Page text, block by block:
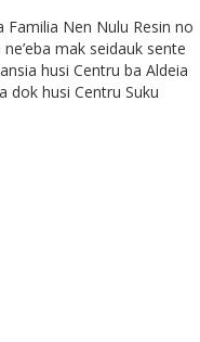
Familia Nen Nulu Resin no
mak seidauk sente
husi Centru ba Aldeia
dok husi Centru Suku